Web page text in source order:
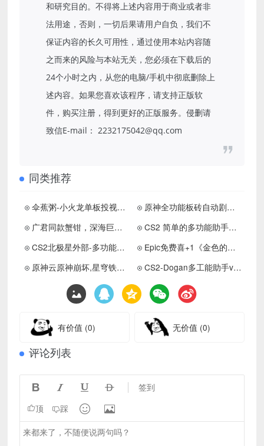
和研究目的。不得将上述内容用于商业或者非
法用途，否则，一切后果请用户自负，我们不
保证内容的长久可用性，通过使用本站内容随
之而来的风险与本站无关，您必须在下载后的
24个小时之内，从您的电脑/手机中彻底删除上
述内容。如果您喜欢该程序，请支持正版软
件，购买注册，得到更好的正版服务。侵删请
致信E-mail： 2232175042@qq.com
同类推荐
伞蕉粥-小火龙单板投视免费版助手下载
原神全功能板砖自动剧情技能增幅助手下载
广君同款蟹钳，深海巨钳刀距rez，菜就多练！
CS2 简单的多功能助手下载v3.5（自动更新偏移）
CS2北极星外部-多功能免费版助手下载，可直播
Epic免费喜+1《金色的光芒》
原神云原神崩坏,星穹铁道多账号快速切换工具
CS2-Dogan多工能助手v1.1.2.3版下载
有价值 (0) 无价值 (0)
评论列表
    签到
顶 踩  